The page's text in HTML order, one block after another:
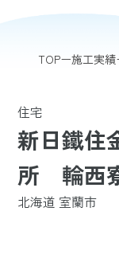
TOP 施工実績
住宅
新日鐵
所 輪西
北海道 室蘭市